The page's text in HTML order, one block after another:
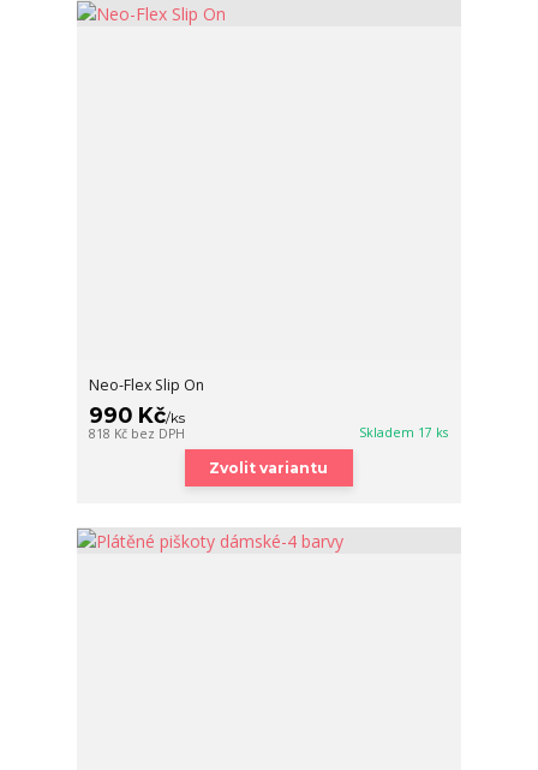
Neo-Flex Slip On
990 Kč/ks
818 Kč bez DPH Skladem 17 ks
Zvolit variantu